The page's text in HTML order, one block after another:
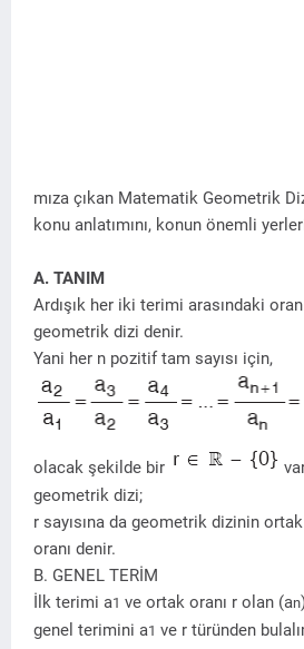
mıza çıkan Matematik Geometrik
konu anlatımını, konun önemli
A. TANIM
Ardışık her iki terimi arasındaki
geometrik dizi denir.
Yani her n pozitif tam sayısı için,
olacak şekilde bir
geometrik dizi;
r sayısına da geometrik dizinin
oranı denir.
B. GENEL TERİM
İlk terimi a1 ve ortak oranı r olan (an
genel terimini a1 ve r türünden